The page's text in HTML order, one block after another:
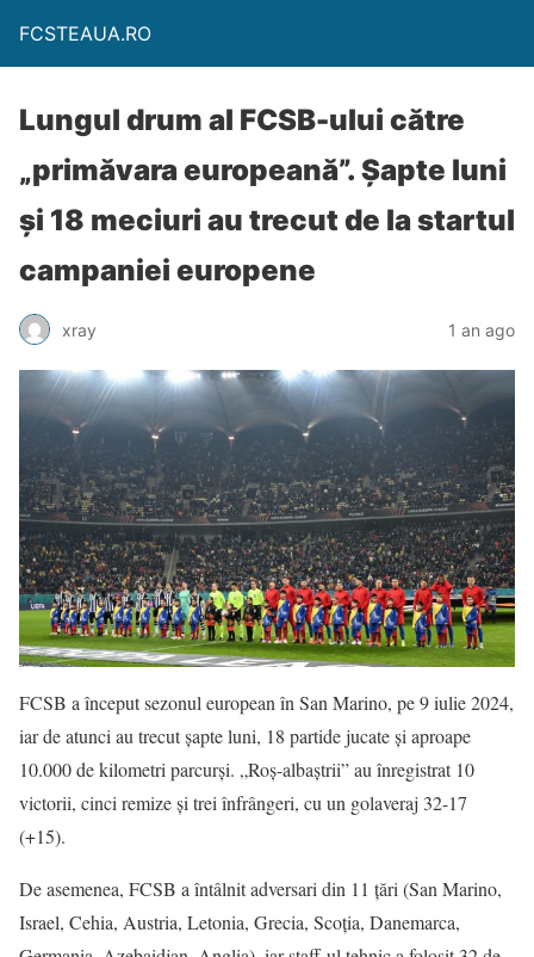
FCSTEAUA.RO
Lungul drum al FCSB-ului către
„primăvara europeană”. Șapte luni
și 18 meciuri au trecut de la startul
campaniei europene
xray 1 an ago
FCSB a început sezonul european în San Marino, pe 9 iulie 2024,
iar de atunci au trecut șapte luni, 18 partide jucate și aproape
10.000 de kilometri parcurși. „Roș-albaștrii” au înregistrat 10
victorii, cinci remize și trei înfrângeri, cu un golaveraj 32-17
(+15).
De asemenea, FCSB a întâlnit adversari din 11 țări (San Marino,
Israel, Cehia, Austria, Letonia, Grecia, Scoția, Danemarca,